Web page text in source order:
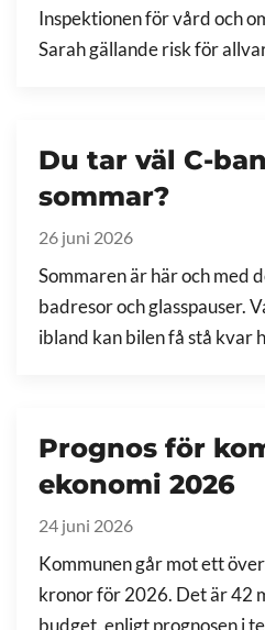
Inspektionen för vård och
Sarah gällande risk för
Du tar väl C-
sommar?
26 juni 2026
Sommaren är här och med
badresor och glasspauser.
ibland kan bilen få stå kvar
Prognos för
ekonomi 2026
24 juni 2026
Kommunen går mot ett
kronor för 2026. Det är 42
budget, enligt prognosen i